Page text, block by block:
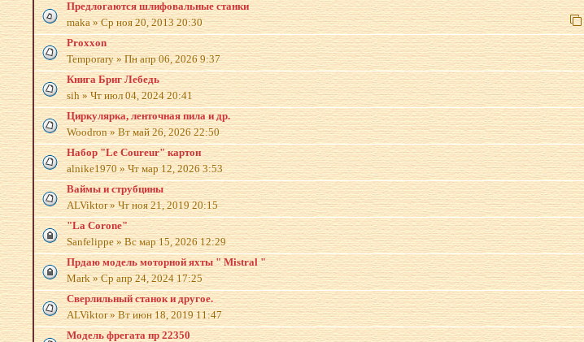
Предлогаются шлифовальные станки
maka»Ср ноя 20, 2013 20:30
Proxxon
Temporary»Пн апр 06, 2026 9:37
Книга Бриг Лебедь
sih»Чт июл 04, 2024 20:41
Циркулярка, ленточная пила и др.
Woodron»Вт май 26, 2026 22:50
Набор "Le Coureur" картон
alnike1970»Чт мар 12, 2026 3:53
Ваймы и струбцины
ALViktor»Чт ноя 21, 2019 20:15
"La Corone"
Sanfelippe»Вс мар 15, 2026 12:29
Прдаю модель моторной яхты " Mistral "
Mark»Ср апр 24, 2024 17:25
Сверлильный станок и другое.
ALViktor»Вт июн 18, 2019 11:47
Модель фрегата пр 22350